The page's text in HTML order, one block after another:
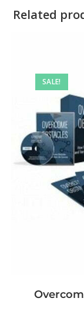
Related
SALE!